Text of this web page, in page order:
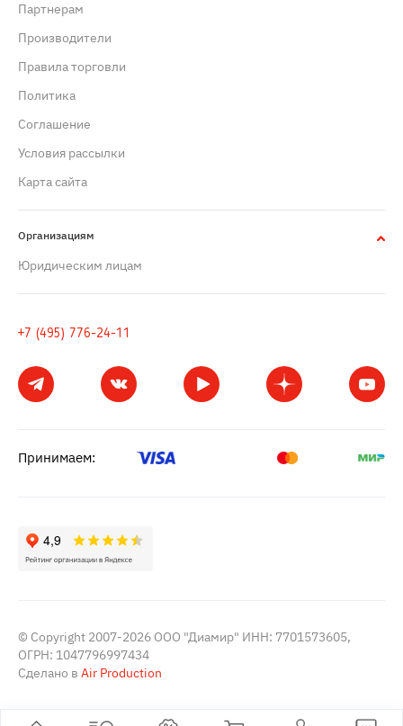
Партнерам
Производители
Правила торговли
Политика
Cоглашение
Условия рассылки
Карта сайта
Организациям
Юридическим лицам
+7 (495) 776-24-11
Принимаем:
© Copyright 2007-2026 ООО "Диамир" ИНН: 7701573605,
ОГРН: 1047796997434
Сделано в Air Production